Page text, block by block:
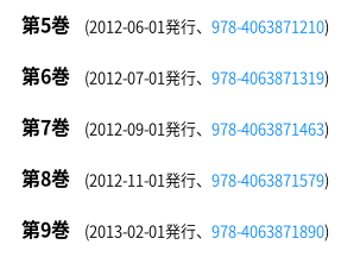
第5巻 (2012-06-01発行、 978-4063871210)
第6巻 (2012-07-01発行、 978-4063871319)
第7巻 (2012-09-01発行、 978-4063871463)
第8巻 (2012-11-01発行、 978-4063871579)
第9巻 (2013-02-01発行、 978-4063871890)